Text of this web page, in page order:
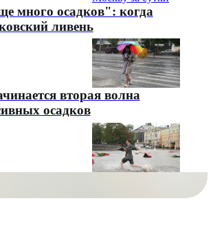
много осадков": когда
ливень
вторая волна
осадков